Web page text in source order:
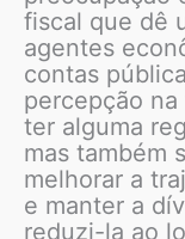
fiscal que dê
agentes
contas
percepção
ter alguma
mas também
melhorar a
e manter a
reduzi-la ao